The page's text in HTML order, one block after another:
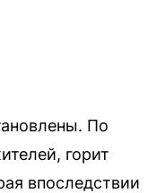
По
горит
впоследствии